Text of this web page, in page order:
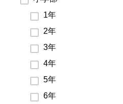
1年
2年
3年
4年
5年
6年